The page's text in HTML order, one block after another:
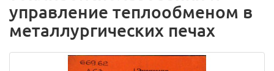
управление теплообменом в
металлургических печах